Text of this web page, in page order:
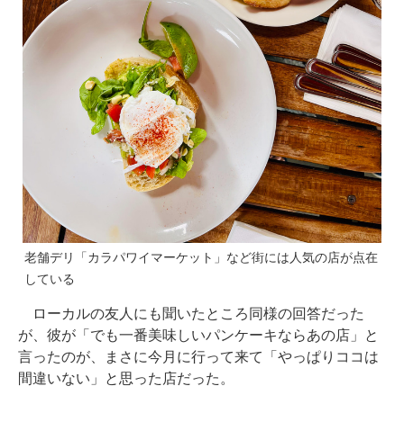
老舗デリ「カラパワイマーケット」など街には人気の店が点在
している
ローカルの友人にも聞いたところ同様の回答だった
が、彼が「でも一番美味しいパンケーキならあの店」と
言ったのが、まさに今月に行って来て「やっぱりココは
間違いない」と思った店だった。